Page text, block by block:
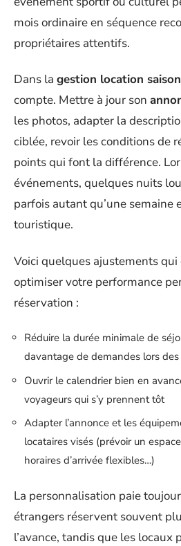
mois ordinaire en séquence
propriétaires attentifs.
Dans la gestion location
compte. Mettre à jour son
les photos, adapter la
ciblée, revoir les conditions de
points qui font la différence.
événements, quelques nuits
parfois autant qu’une semaine
touristique.
Voici quelques ajustements
optimiser votre performance
réservation :
Réduire la durée minimale de
davantage de demandes lors
Ouvrir le calendrier bien en
voyageurs qui s’y prennent tôt
Adapter l’annonce et les
locataires visés (prévoir un
horaires d’arrivée flexibles…)
La personnalisation paie
étrangers réservent souvent
l’avance, tandis que les locaux